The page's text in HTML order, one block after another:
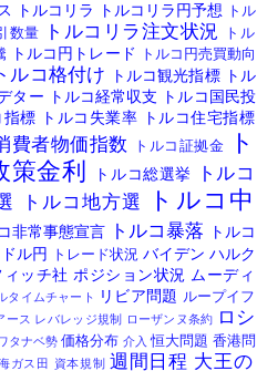
トルコリラ トルコリラ円予想
トル
数量
トルコリラ注文状況
トル
トルコ円トレード トルコ円売買動向
ルコ格付け トルコ観光指標 トル
ター
トルコ経常収支
トルコ国民投
指標
トルコ失業率 トルコ住宅指標
費者物価指数 トルコ証拠金
ト
策金利
トルコ総選挙
トルコ
トルコ地方選 トルコ中
非常事態宣言 トルコ暴落
トルコ
ドル円
トレード状況 バイデン ハルク
ィッチ社 ポジション状況 ムーディ
タイムチャート リビア問題 ループイフ
ース レバレッジ規制 ローザンヌ条約 ロシ
タナベ勢 価格分布 介入 恒大問題 香港問
ガス田 資本規制 週間日程 大王の